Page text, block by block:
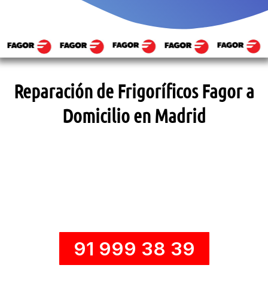
Reparación de Frigoríficos Fagor a
Domicilio en Madrid
91 999 38 39